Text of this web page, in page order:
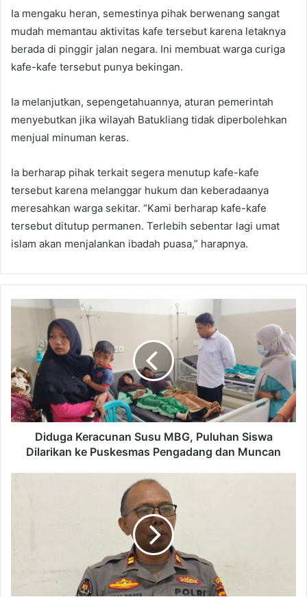
Ia mengaku heran, semestinya pihak berwenang sangat
mudah memantau aktivitas kafe tersebut karena letaknya
berada di pinggir jalan negara. Ini membuat warga curiga
kafe-kafe tersebut punya bekingan.
Ia melanjutkan, sepengetahuannya, aturan pemerintah
menyebutkan jika wilayah Batukliang tidak diperbolehkan
menjual minuman keras.
Ia berharap pihak terkait segera menutup kafe-kafe
tersebut karena melanggar hukum dan keberadaanya
meresahkan warga sekitar. “Kami berharap kafe-kafe
tersebut ditutup permanen. Terlebih sebentar lagi umat
islam akan menjalankan ibadah puasa,” harapnya.
Diduga Keracunan Susu MBG, Puluhan Siswa
Dilarikan ke Puskesmas Pengadang dan Muncan